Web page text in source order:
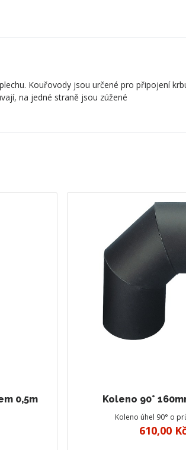
Kouřovody jsou určené pro připojení
na jedné straně jsou zúžené
0,5m
Koleno 90°
Koleno úhel 90° o
610,00